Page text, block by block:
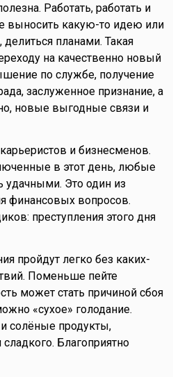
Работать, работать и
выносить какую-то идею или
планами. Такая
на качественно новый
по службе, получение
заслуженное признание, а
новые выгодные связи и
и бизнесменов.
в этот день, любые
удачными. Это один из
финансовых вопросов.
преступления этого дня
пройдут легко без каких-
Поменьше пейте
может стать причиной сбоя
«сухое» голодание.
солёные продукты,
Благоприятно